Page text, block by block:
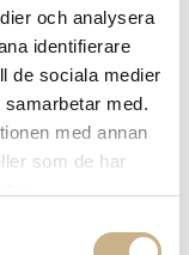
och analysera
identifierare
de sociala medier
med.
med annan
som de har
- Saarinen Dining
Table